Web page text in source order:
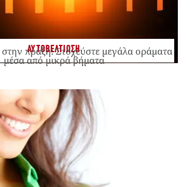
ΑΥΤΟΒΕΛΤΙΩΣΗ
πράξη: Στοχεύστε μεγάλα οράματα
μέσα από μικρά βήματα